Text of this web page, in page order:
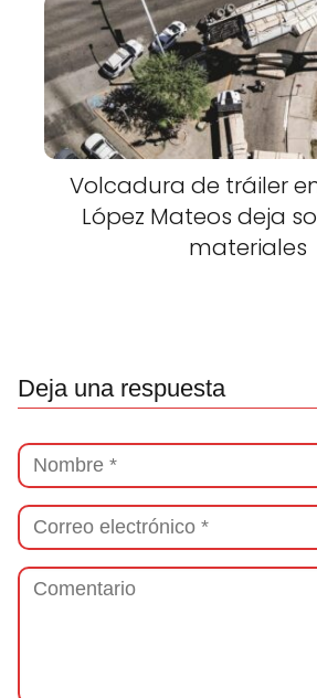
Volcadura de tráiler
López Mateos deja
materiales
Deja una respuesta